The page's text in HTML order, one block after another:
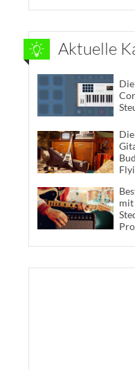
Aktuelle
mit